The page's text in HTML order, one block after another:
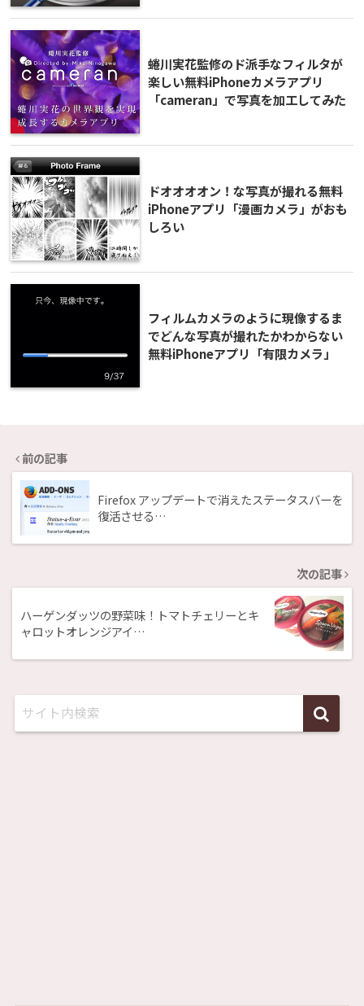
蜷川実花監修のド派手なフィルタが
楽しい無料iPhoneカメラアプリ
「cameran」で写真を加工してみた
ドオオオオン！な写真が撮れる無料
iPhoneアプリ「漫画カメラ」がおも
しろい
フィルムカメラのように現像するま
でどんな写真が撮れたかわからない
無料iPhoneアプリ「有限カメラ」
前の記事
Firefox アップデートで消えたステータスバーを
復活させる…
次の記事
ハーゲンダッツの野菜味！トマトチェリーとキ
ャロットオレンジアイ…